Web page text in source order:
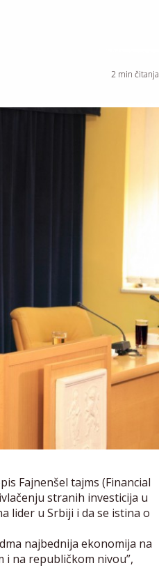
2 min čitanja
Fajnenšel tajms (Financial
stranih investicija u
lider u Srbiji i da se istina o
najbednija ekonomija na
i na republičkom nivou”,